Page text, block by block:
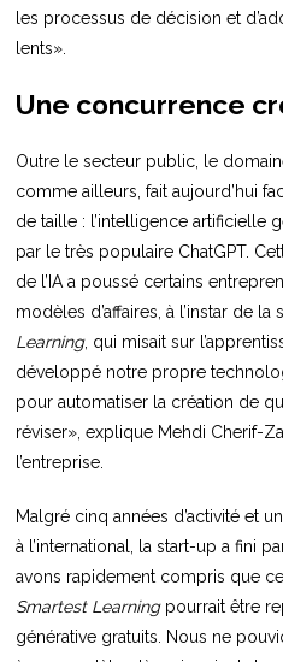
les processus de décision et
lents».
Une concurrence
Outre le secteur public, le
comme ailleurs, fait aujourd’hui
de taille : l’intelligence artificielle
par le très populaire ChatGPT.
de l’IA a poussé certains
modèles d’affaires, à l’instar de
Learning, qui misait sur
développé notre propre
pour automatiser la création de
réviser», explique Mehdi Cherif-
l’entreprise.
Malgré cinq années d’activité et
à l’international, la start-up a fini
avons rapidement compris que
Smartest Learning pourrait être
générative gratuits. Nous ne